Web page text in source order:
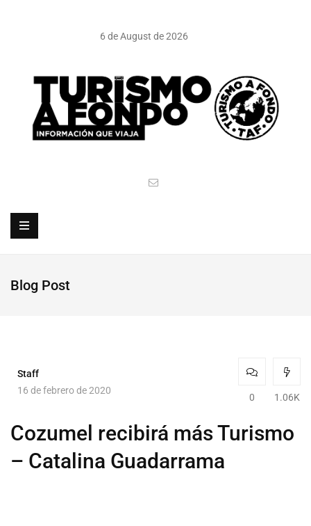
6 de August de 2026
Blog Post
Staff
16 de febrero de 2020
0 1.06K
Cozumel recibirá más Turismo
– Catalina Guadarrama